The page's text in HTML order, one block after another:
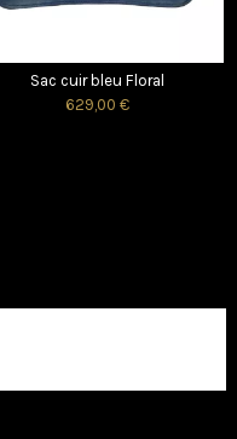
Sac cuir bleu Floral
629,00 €